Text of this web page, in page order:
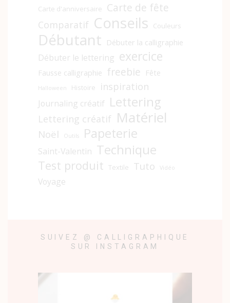
Carte d'anniversaire Carte de fête
Comparatif Conseils Couleurs
Débutant Débuter la calligraphie
Débuter le lettering exercice
Fausse calligraphie freebie Fête
Halloween Histoire inspiration
Journaling créatif Lettering
Lettering créatif Matériel
Noël Outils Papeterie
Saint-Valentin Technique
Test produit Textile Tuto Vidéo
Voyage
SUIVEZ @ CALLIGRAPHIQUE
SUR INSTAGRAM